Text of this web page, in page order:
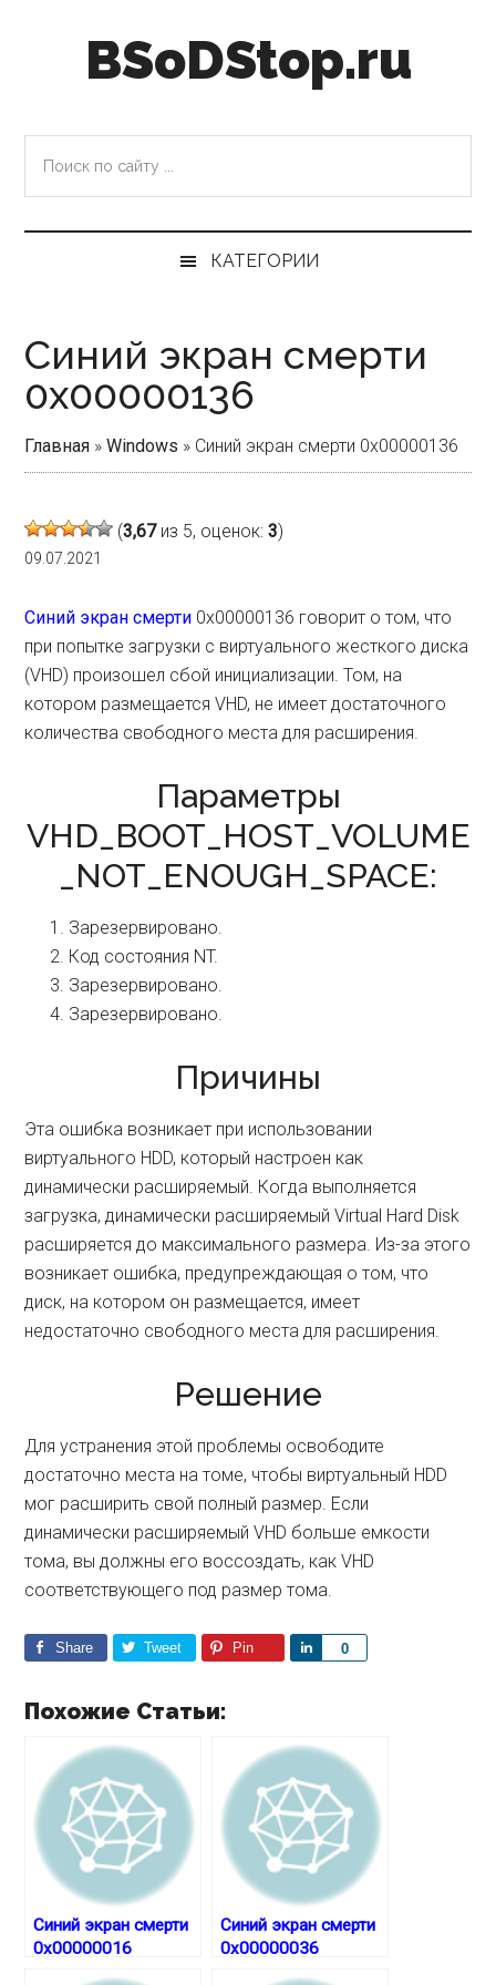
BSoDStop.ru
...
КАТЕГОРИИ
Синий экран смерти
0x00000136
Главная »Windows » Синий экран смерти 0x00000136
(3,67из 5, оценок:3)
09.07.2021
Синий экран смерти 0x00000136 говорит о том, что
при попытке загрузки с виртуального жесткого диска
(VHD) произошел сбой инициализации. Том, на
котором размещается VHD, не имеет достаточного
количества свободного места для расширения.
Параметры
VHD_BOOT_HOST_VOLUME
_NOT_ENOUGH_SPACE:
Зарезервировано.
Код состояния NT.
Зарезервировано.
Зарезервировано.
Причины
Эта ошибка возникает при использовании
виртуального HDD, который настроен как
динамически расширяемый. Когда выполняется
загрузка, динамически расширяемый Virtual Hard Disk
расширяется до максимального размера. Из-за этого
возникает ошибка, предупреждающая о том, что
диск, на котором он размещается, имеет
недостаточно свободного места для расширения.
Решение
Для устранения этой проблемы освободите
достаточно места на томе, чтобы виртуальный HDD
мог расширить свой полный размер. Если
динамически расширяемый VHD больше емкости
тома, вы должны его воссоздать, как VHD
соответствующего под размер тома.
Share Tweet Pin 0
e
Похожие Статьи:
Синий экран смерти
0x00000016
Синий экран смерти
0x00000036